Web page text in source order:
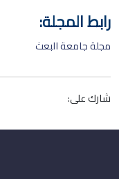
رابط المجلة:
مجلة جامعة البعث
شارك على: